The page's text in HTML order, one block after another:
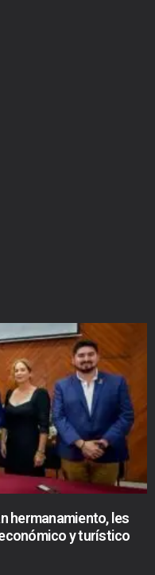
hermanamiento, les
y turístico